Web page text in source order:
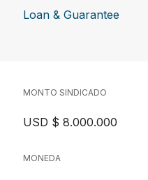
Loan & Guarantee
MONTO SINDICADO
USD $ 8.000.000
MONEDA